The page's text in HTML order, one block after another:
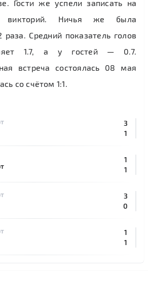
Гости же успели записать на
Ничья же была
раза. Средний показатель голов
1.7, а у гостей — 0.7.
встреча состоялась 08 мая
со счётом 1:1.
3
1
1
1
3
0
1
1